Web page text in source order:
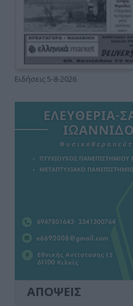
Ειδήσεις 5-8-2026
ΑΠΟΨΕΙΣ